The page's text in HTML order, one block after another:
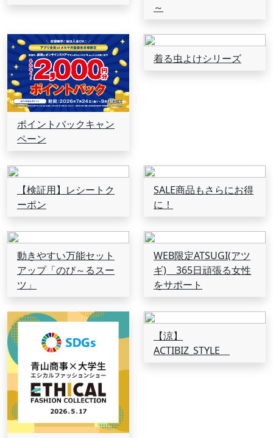
～
ポイントバックキャン
ペーン
着る虫よけシリーズ
【検証用】レシートク
ーポン
SALE商品もさらにお得
に！
動きやすい万能セット
アップ「のび～るスー
ツ」
WEB限定ATSUGI(アツ
ギ) 365日頑張る女性
をサポート
【涼】
ACTIBIZ_STYLE